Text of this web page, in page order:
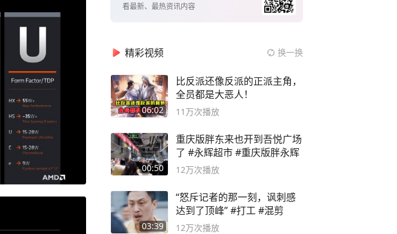
看最新、最热资讯内容
精彩视频 换一换
06:02
比反派还像反派的正派主角，
全员都是大恶人！
11万次播放
00:50
重庆版胖东来也开到吾悦广场
了 #永辉超市 #重庆版胖永辉
12万次播放
03:39
“怒斥记者的那一刻，讽刺感
达到了顶峰” #打工 #混剪
12万次播放